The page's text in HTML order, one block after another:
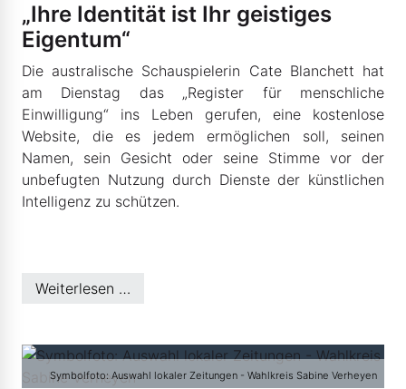
„Ihre Identität ist Ihr geistiges
Eigentum“
Die australische Schauspielerin Cate Blanchett hat
am Dienstag das „Register für menschliche
Einwilligung“ ins Leben gerufen, eine kostenlose
Website, die es jedem ermöglichen soll, seinen
Namen, sein Gesicht oder seine Stimme vor der
unbefugten Nutzung durch Dienste der künstlichen
Intelligenz zu schützen.
Weiterlesen …
Symbolfoto: Auswahl lokaler Zeitungen - Wahlkreis Sabine Verheyen